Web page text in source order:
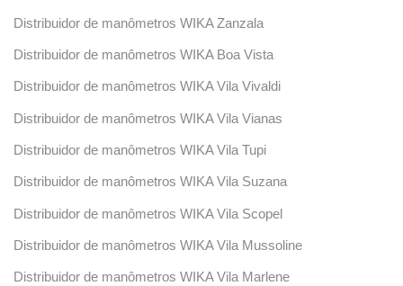
Distribuidor de manômetros WIKA Zanzala
Distribuidor de manômetros WIKA Boa Vista
Distribuidor de manômetros WIKA Vila Vivaldi
Distribuidor de manômetros WIKA Vila Vianas
Distribuidor de manômetros WIKA Vila Tupi
Distribuidor de manômetros WIKA Vila Suzana
Distribuidor de manômetros WIKA Vila Scopel
Distribuidor de manômetros WIKA Vila Mussoline
Distribuidor de manômetros WIKA Vila Marlene